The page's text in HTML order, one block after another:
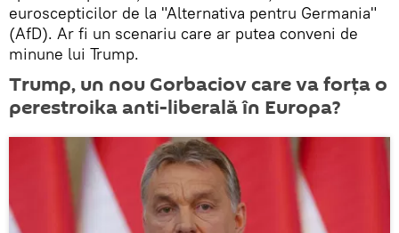
euroscepticilor de la "Alternativa pentru Germania"
(AfD). Ar fi un scenariu care ar putea conveni de
minune lui Trump.
Trump, un nou Gorbaciov care va forța o
perestroika anti-liberală în Europa?